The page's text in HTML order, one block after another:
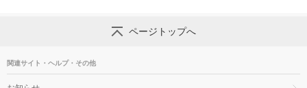
ページトップへ
関連サイト・ヘルプ・その他